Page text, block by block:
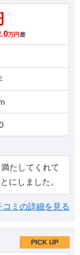
万円差
たしてくれて
にしました。
コミの詳細を見る
PICK UP